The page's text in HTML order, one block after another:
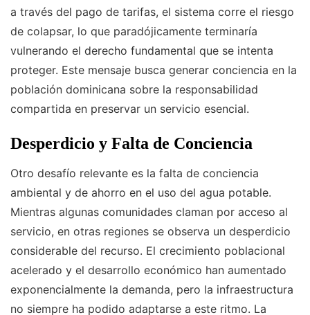
a través del pago de tarifas, el sistema corre el riesgo
de colapsar, lo que paradójicamente terminaría
vulnerando el derecho fundamental que se intenta
proteger. Este mensaje busca generar conciencia en la
población dominicana sobre la responsabilidad
compartida en preservar un servicio esencial.
Desperdicio y Falta de Conciencia
Otro desafío relevante es la falta de conciencia
ambiental y de ahorro en el uso del agua potable.
Mientras algunas comunidades claman por acceso al
servicio, en otras regiones se observa un desperdicio
considerable del recurso. El crecimiento poblacional
acelerado y el desarrollo económico han aumentado
exponencialmente la demanda, pero la infraestructura
no siempre ha podido adaptarse a este ritmo. La